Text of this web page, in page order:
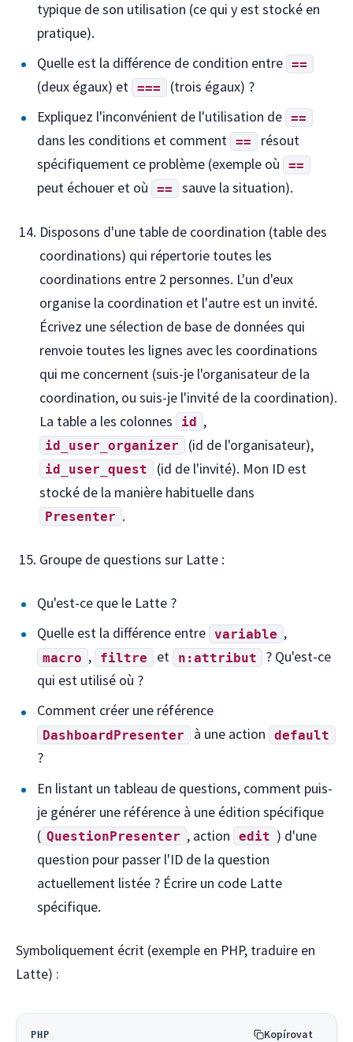
typique de son utilisation (ce qui y est stocké en
pratique).
Quelle est la différence de condition entre
==
(deux égaux) et ===
(trois égaux) ?
Expliquez l'inconvénient de l'utilisation de
==
dans les conditions et comment ==
résout
spécifiquement ce problème (exemple où
==
peut échouer et où == sauve la situation).
Disposons d'une table de coordination (table des
coordinations) qui répertorie toutes les
coordinations entre 2 personnes. L'un d'eux
organise la coordination et l'autre est un invité.
Écrivez une sélection de base de données qui
renvoie toutes les lignes avec les coordinations
qui me concernent (suis-je l'organisateur de la
coordination, ou suis-je l'invité de la coordination).
La table a les colonnes
id ,
id_user_organizer (id de l'organisateur),
id_user_quest
(id de l'invité). Mon ID est
stocké de la manière habituelle dans
Presenter .
Groupe de questions sur Latte :
Qu'est-ce que le Latte ?
Quelle est la différence entre
variable ,
macro , filtre et n:attribut
? Qu'est-ce
qui est utilisé où ?
Comment créer une référence
DashboardPresenter à une action default
?
En listant un tableau de questions, comment puis-
je générer une référence à une édition spécifique
( QuestionPresenter , action edit ) d'une
question pour passer l'ID de la question
actuellement listée ? Écrire un code Latte
spécifique.
Symboliquement écrit (exemple en PHP, traduire en
Latte) :
PHP Kopírovat